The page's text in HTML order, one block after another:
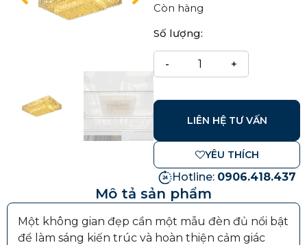
Còn hàng
Số lượng:
LIÊN HỆ TƯ VẤN
YÊU THÍCH
Hotline: 0906.418.437
Mô tả sản phẩm
Một không gian đẹp cần một mẫu đèn đủ nổi bật
để làm sáng kiến trúc và hoàn thiện cảm giác